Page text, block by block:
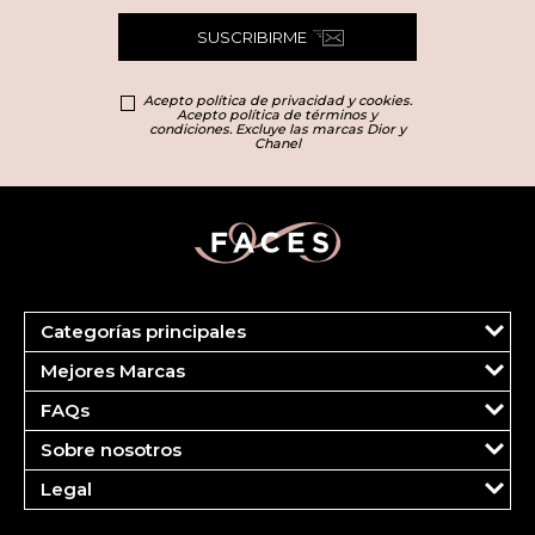
SUSCRIBIRME
Acepto política de privacidad y cookies.
Acepto política de términos y
condiciones. Excluye las marcas Dior y
Chanel
Categorías principales
Marcas
Dior
Más Vendidos
Fragancias
Maquillaje
Cuidado del Rostro
Cuidado Corporal
Cuidado Capilar
Mejores Marcas
Clinique
Estee Lauder
Carolina Herrera
Ver todas las marcas
FAQs
Tu cuenta
Pedidos
FAQS
Pagos
Sobre nosotros
¿Quiénes somos?
Contáctanos
Legal
Política de Entregas